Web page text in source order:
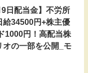
9日配当金】不労所
給34500円+株主優
1000円！高配当株
オの一部を公開_モ